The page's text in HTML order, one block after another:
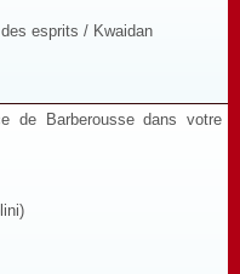
esprits / Kwaidan
de Barberousse dans votre